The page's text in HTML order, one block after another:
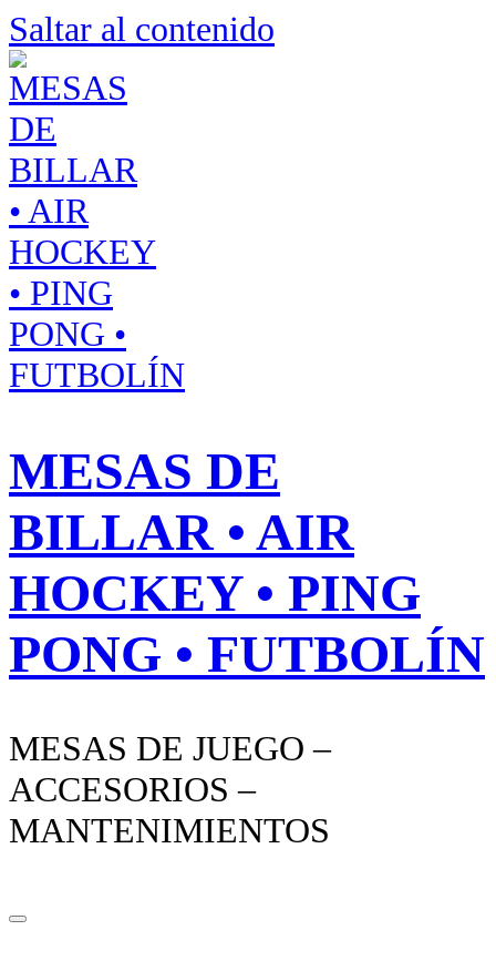
Saltar al contenido
MESAS DE
BILLAR • AIR
HOCKEY • PING
PONG • FUTBOLÍN
MESAS DE JUEGO –
ACCESORIOS –
MANTENIMIENTOS